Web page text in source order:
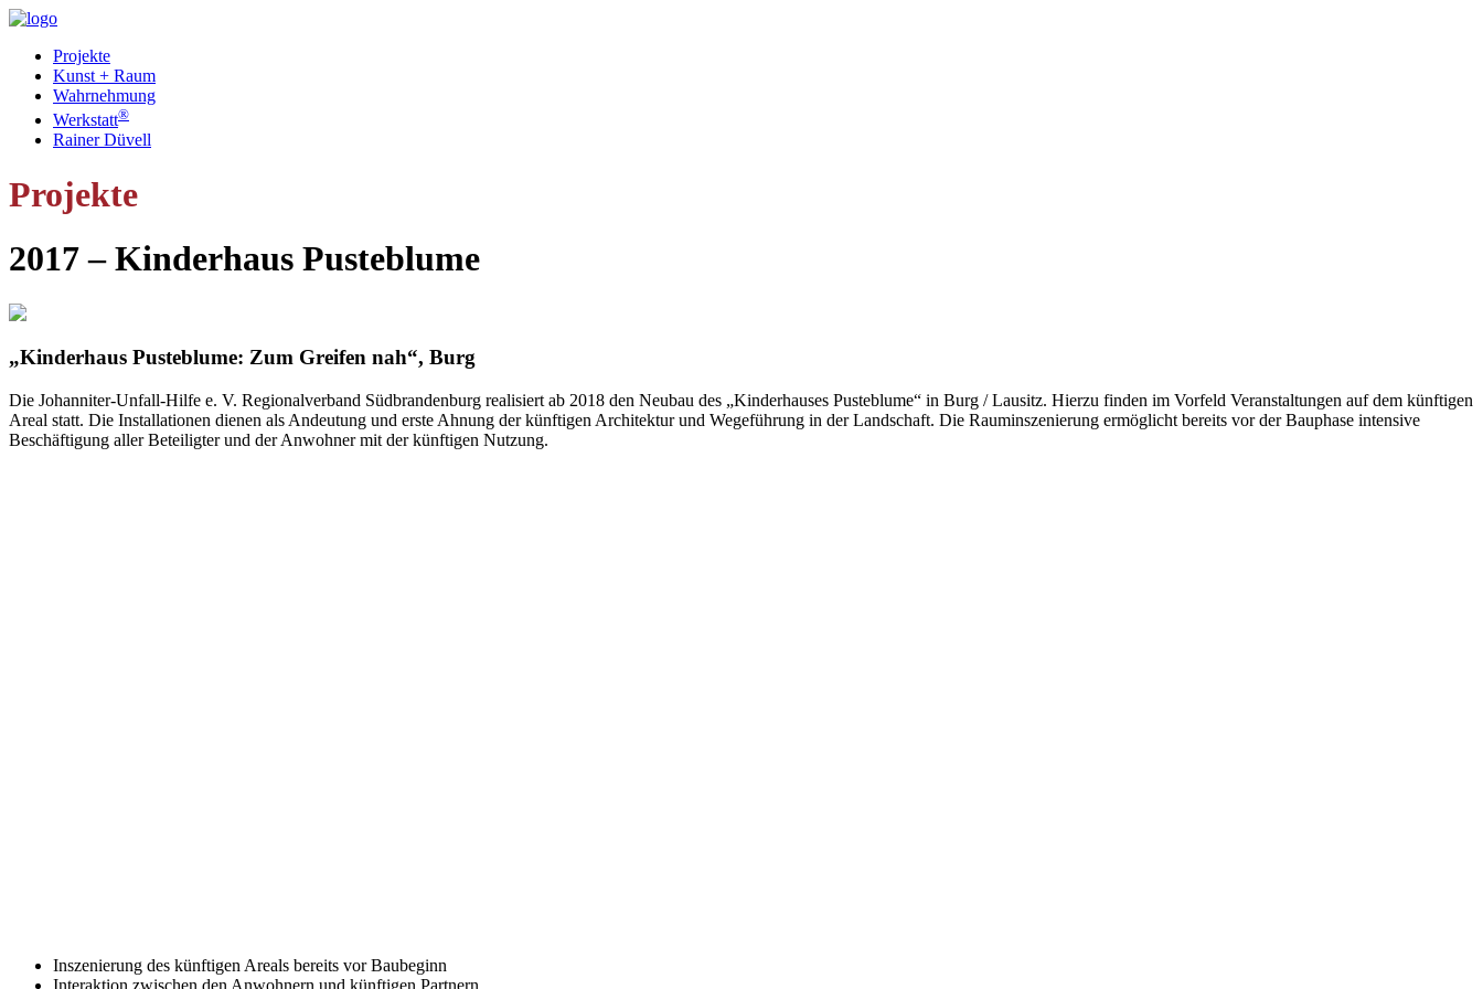
Projekte
Kunst + Raum
Wahrnehmung
Werkstatt®
Rainer Düvell
Projekte
2017 – Kinderhaus Pusteblume
„Kinderhaus Pusteblume: Zum Greifen nah“, Burg
Die Johanniter-Unfall-Hilfe e. V. Regionalverband Südbrandenburg realisiert ab 2018 den Neubau des „Kinderhauses Pusteblume“ in Burg / Lausitz. Hierzu finden im Vorfeld Veranstaltungen auf dem künftigen
Areal statt. Die Installationen dienen als Andeutung und erste Ahnung der künftigen Architektur und Wegeführung in der Landschaft. Die Rauminszenierung ermöglicht bereits vor der Bauphase intensive
Beschäftigung aller Beteiligter und der Anwohner mit der künftigen Nutzung.
Inszenierung des künftigen Areals bereits vor Baubeginn
Interaktion zwischen den Anwohnern und künftigen Partnern